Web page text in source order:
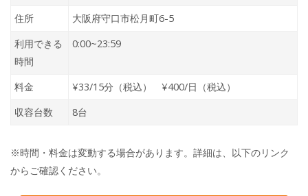
住所
大阪府守口市松月町6-5
利用できる
時間
0:00~23:59
料金
¥33/15分（税込） ¥400/日（税込）
収容台数
8台
※時間・料金は変動する場合があります。詳細は、以下のリンク
からご確認ください。